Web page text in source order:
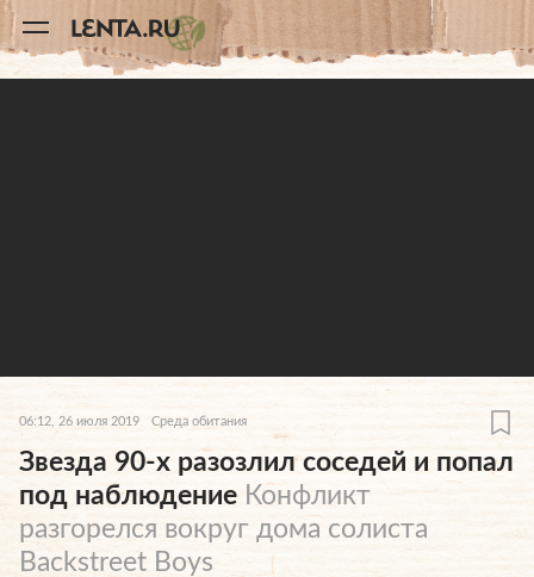
A
11
06:12, 26 июля 2019 Среда обитания
Звезда 90-х разозлил соседей и попал
под наблюдение Конфликт
разгорелся вокруг дома солиста
Backstreet Boys